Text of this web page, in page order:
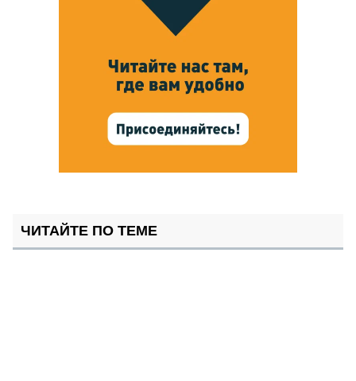
ЧИТАЙТЕ ПО ТЕМЕ